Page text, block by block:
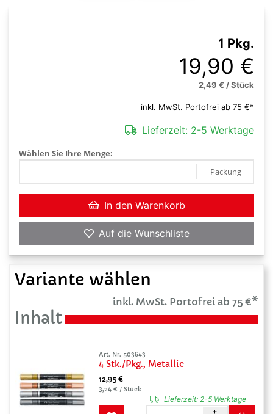
1 Pkg.
19,90 €
2,49 € / Stück
inkl. MwSt. Portofrei ab 75 €*
Lieferzeit: 2-5 Werktage
Wählen Sie Ihre Menge:
Packung
In den Warenkorb
Auf die Wunschliste
Variante wählen
inkl. MwSt. Portofrei ab 75 €*
Inhalt
Art. Nr. 503643
4 Stk./Pkg., Metallic
12,95 €
3,24 € / Stück
Lieferzeit:2-5 Werktage